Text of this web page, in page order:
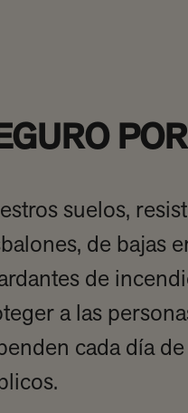
suelos,
de bajas
de
a las
cada día